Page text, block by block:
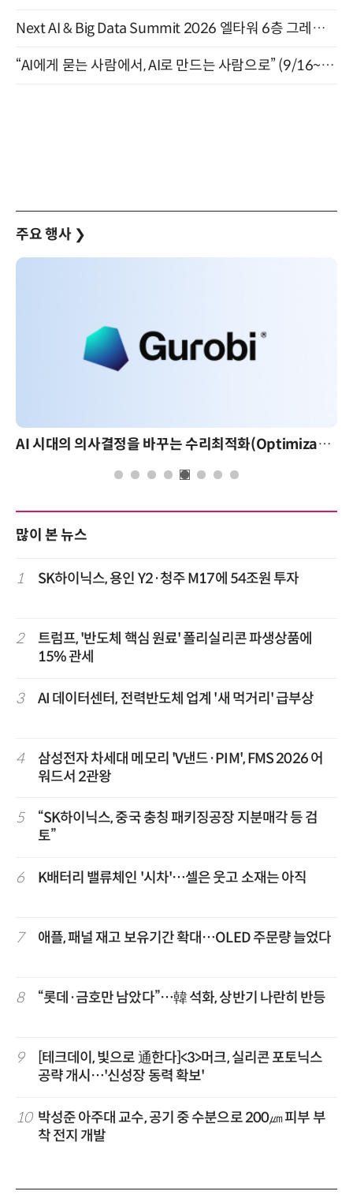
Next AI & Big Data Summit 2026 엘타워 6층 그레이스홀 개최 (9/18)
“AI에게 묻는 사람에서, AI로 만드는 사람으로” (9/16~17)
주요 행사 ❯
AI 시대의 의사결정을 바꾸는 수리최적화(Optimization): 실제 산업 적용 사례와 활용 전략
많이 본 뉴스
1 SK하이닉스, 용인 Y2·청주 M17에 54조원 투자
2
트럼프, '반도체 핵심 원료' 폴리실리콘 파생상품에
15% 관세
3 AI 데이터센터, 전력반도체 업계 '새 먹거리' 급부상
4
삼성전자 차세대 메모리 'V낸드·PIM', FMS 2026 어
워드서 2관왕
5
“SK하이닉스, 중국 충칭 패키징공장 지분매각 등 검
토”
6 K배터리 밸류체인 '시차'…셀은 웃고 소재는 아직
7 애플, 패널 재고 보유기간 확대…OLED 주문량 늘었다
8 “롯데·금호만 남았다”…韓 석화, 상반기 나란히 반등
9
[테크데이, 빛으로 通한다]<3>머크, 실리콘 포토닉스
공략 개시…'신성장 동력 확보'
10 박성준 아주대 교수, 공기 중 수분으로 200㎛ 피부 부
착 전지 개발